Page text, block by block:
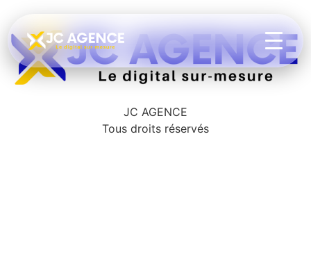
JC AGENCE
Tous droits réservés